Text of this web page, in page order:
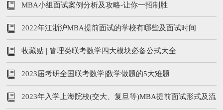
时间汇总
MBA小组面试案例分析及攻略-让你一招制胜
2022年江浙沪MBA提前面试的学校有哪些及面试时间
收藏贴 | 管理类联考数学四大模块必备公式大全
2023届考研全国联考数学|数学做题的5大难题
2023年入学上海院校(交大、复旦等)MBA提前面试形式及流